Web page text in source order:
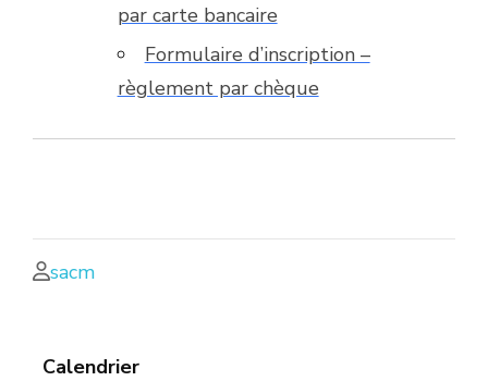
par carte bancaire
Formulaire d’inscription –
règlement par chèque
sacm
Calendrier